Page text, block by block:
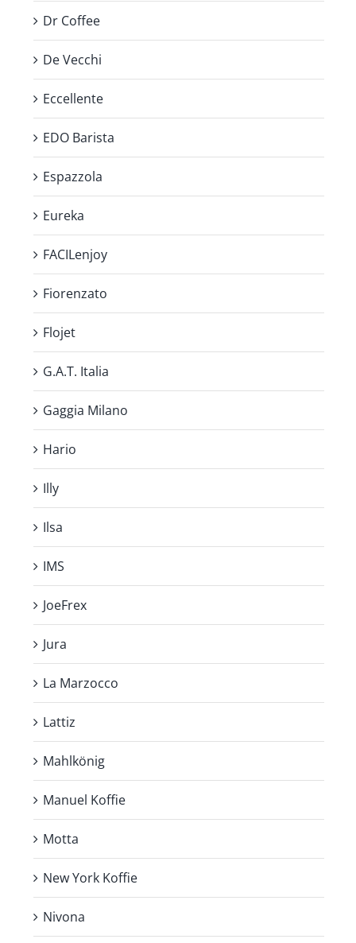
Dr Coffee
De Vecchi
Eccellente
EDO Barista
Espazzola
Eureka
FACILenjoy
Fiorenzato
Flojet
G.A.T. Italia
Gaggia Milano
Hario
Illy
Ilsa
IMS
JoeFrex
Jura
La Marzocco
Lattiz
Mahlkönig
Manuel Koffie
Motta
New York Koffie
Nivona